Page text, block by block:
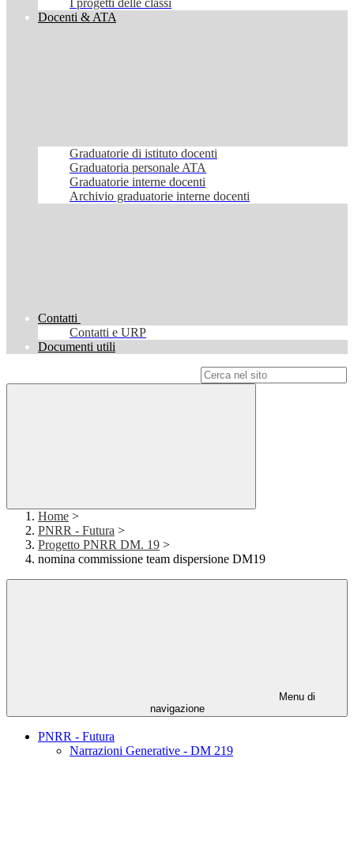
I progetti delle classi
Docenti & ATA
Graduatorie di istituto docenti
Graduatoria personale ATA
Graduatorie interne docenti
Archivio graduatorie interne docenti
Contatti
Contatti e URP
Documenti utili
Home >
PNRR - Futura >
Progetto PNRR DM. 19 >
nomina commissione team dispersione DM19
Menu di
navigazione
PNRR - Futura
Narrazioni Generative - DM 219